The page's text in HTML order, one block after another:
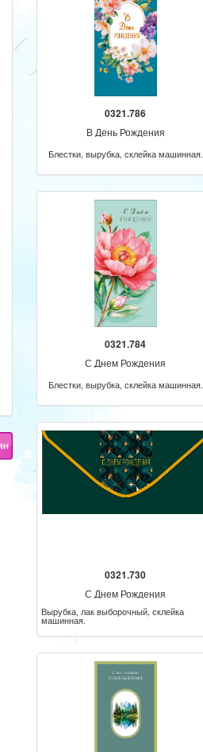
0321.786
В День Рождения
Блестки, вырубка, склейка машинная.
0321.784
С Днем Рождения
Блестки, вырубка, склейка машинная.
0321.730
С Днем Рождения
Вырубка, лак выборочный, склейка
машинная.